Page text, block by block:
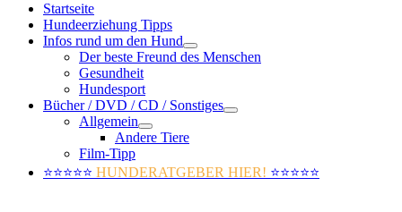
Startseite
Hundeerziehung Tipps
Infos rund um den Hund
Der beste Freund des Menschen
Gesundheit
Hundesport
Bücher / DVD / CD / Sonstiges
Allgemein
Andere Tiere
Film-Tipp
⭐⭐⭐⭐⭐ HUNDERATGEBER HIER! ⭐⭐⭐⭐⭐